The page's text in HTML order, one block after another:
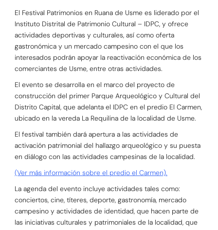
El Festival Patrimonios en Ruana de Usme es liderado por el
Instituto Distrital de Patrimonio Cultural – IDPC, y ofrece
actividades deportivas y culturales, así como oferta
gastronómica y un mercado campesino con el que los
interesados podrán apoyar la reactivación económica de los
comerciantes de Usme, entre otras actividades.
El evento se desarrolla en el marco del proyecto de
construcción del primer Parque Arqueológico y Cultural del
Distrito Capital, que adelanta el IDPC en el predio El Carmen,
ubicado en la vereda La Requilina de la localidad de Usme.
El festival también dará apertura a las actividades de
activación patrimonial del hallazgo arqueológico y su puesta
en diálogo con las actividades campesinas de la localidad.
(Ver más información sobre el predio el Carmen).
La agenda del evento incluye actividades tales como:
conciertos, cine, títeres, deporte, gastronomía, mercado
campesino y actividades de identidad, que hacen parte de
las iniciativas culturales y patrimoniales de la localidad, que